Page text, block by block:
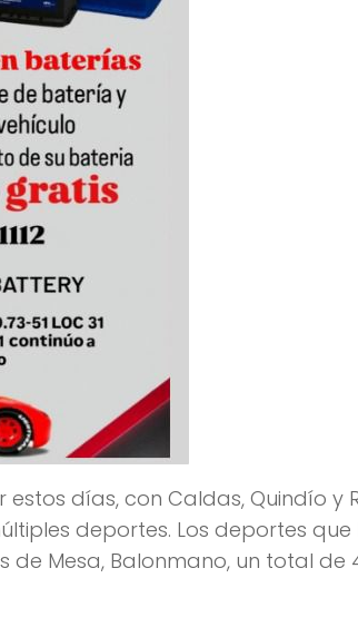
días, con Caldas, Quindío y
deportes. Los deportes que
de Mesa, Balonmano, un total de